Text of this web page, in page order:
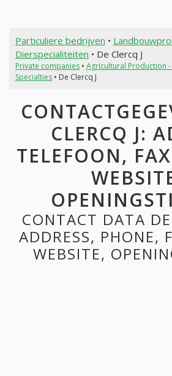
Particuliere bedrijven •
Dierspecialiteiten • De Clercq J
Private companies• Agricultural Production
Specialties• De Clercq J
CLERCQ J:
TELEFOON,
CONTACT DATA
ADDRESS, PHONE,
WEBSITE,